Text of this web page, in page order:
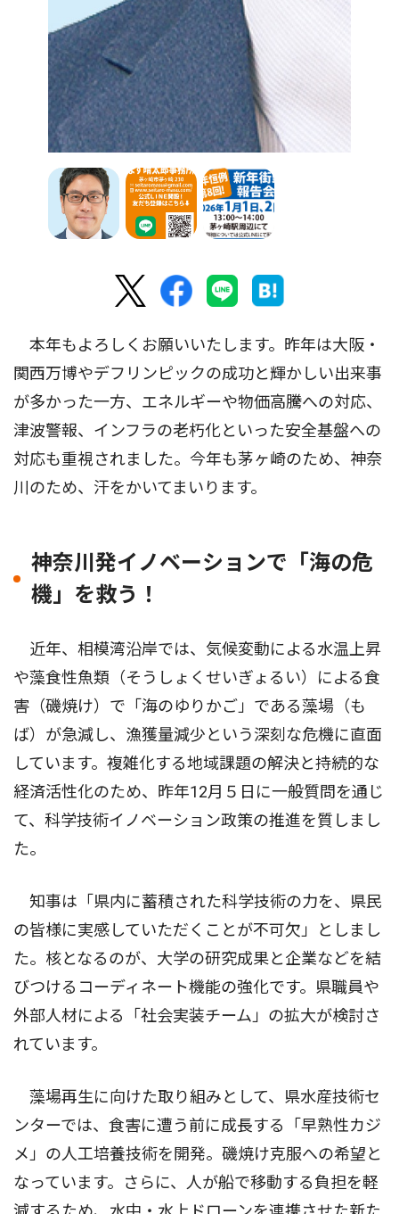
本年もよろしくお願いいたします。昨年は大阪・
関西万博やデフリンピックの成功と輝かしい出来事
が多かった一方、エネルギーや物価高騰への対応、
津波警報、インフラの老朽化といった安全基盤への
対応も重視されました。今年も茅ヶ崎のため、神奈
川のため、汗をかいてまいります。
神奈川発イノベーションで「海の危
機」を救う！
近年、相模湾沿岸では、気候変動による水温上昇
や藻食性魚類（そうしょくせいぎょるい）による食
害（磯焼け）で「海のゆりかご」である藻場（も
ば）が急減し、漁獲量減少という深刻な危機に直面
しています。複雑化する地域課題の解決と持続的な
経済活性化のため、昨年12月５日に一般質問を通じ
て、科学技術イノベーション政策の推進を質しまし
た。
知事は「県内に蓄積された科学技術の力を、県民
の皆様に実感していただくことが不可欠」としまし
た。核となるのが、大学の研究成果と企業などを結
びつけるコーディネート機能の強化です。県職員や
外部人材による「社会実装チーム」の拡大が検討さ
れています。
藻場再生に向けた取り組みとして、県水産技術セ
ンターでは、食害に遭う前に成長する「早熟性カジ
メ」の人工培養技術を開発。磯焼け克服への希望と
なっています。さらに、人が船で移動する負担を軽